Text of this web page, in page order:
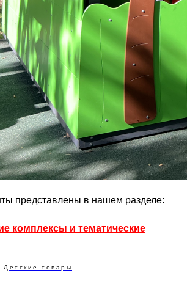
представлены в нашем разделе:
комплексы и тематические
Детские товары